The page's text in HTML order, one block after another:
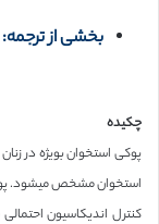
بخشی از ترجمه:
چکیده
پوکی استخوان بویژه در
استخوان مشخص میشود.
کنترل اندیکاسیون